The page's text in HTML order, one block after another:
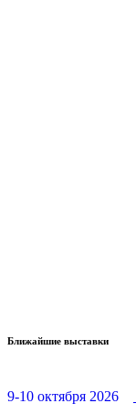
Ближайшие выставки
9-10 октября 2026